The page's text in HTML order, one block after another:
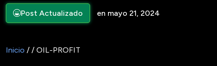
Post Actualizado en mayo 21, 2024
Inicio / / OIL-PROFIT